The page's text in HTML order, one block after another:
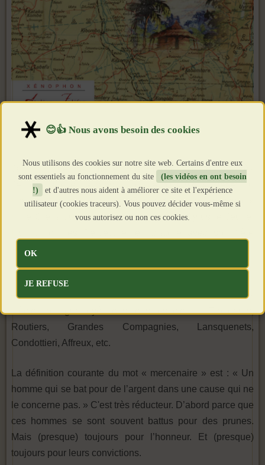
On dit que le métier de mercenaire est, après
l’espionnage et la prostitution, le plus vieux métier du
monde. Avec un grand ancêtre : Xénophon et ses dix
mille Grecs qui se mirent au service de Cyrus le Jeune,
Ataxerxès II.
L'histoire a retenu les surnoms de ces soldats de fortune?
– et le plus souvent d’infortune – qui, tout au long des
siècles ont guerroyé sous tous les cieux : Frondeurs,
Routiers, Grandes Compagnies, Lansquenets,
Condottieri, Affreux, etc.
La définition courante du mot « mercenaire » est : « Un
homme qui se bat pour de l’argent dans une cause qui ne
le concerne pas. » C'est très réducteur. D’abord parce que
ces hommes se sont souvent battus pour des prunes.
Mais (presque) toujours pour l’honneur. Et (presque)
toujours pour leurs convictions.
Nous utilisons des cookies sur notre site web. Certains d'entre eux
sont essentiels au fonctionnement du site
(les vidéos en ont besoin
!)
et d'autres nous aident à améliorer ce site et l'expérience
utilisateur (cookies traceurs). Vous pouvez décider vous-même si
vous autorisez ou non ces cookies.
OK
JE REFUSE